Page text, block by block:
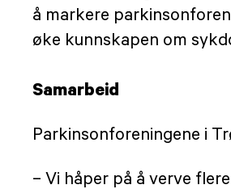
å markere
øke kunnskapen om
Samarbeid
Parkinsonforeningene i
– Vi håper på å verve